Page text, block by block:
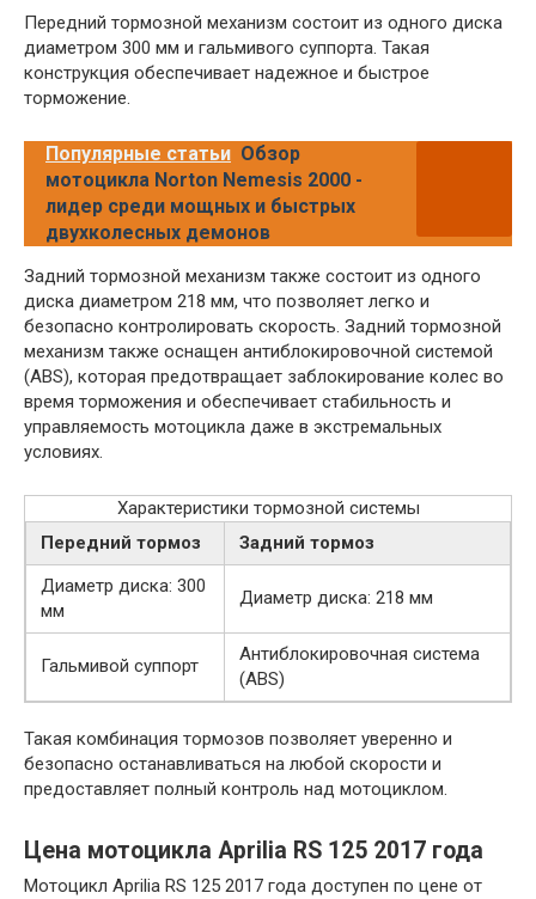
Передний тормозной механизм состоит из одного диска
диаметром 300 мм и гальмивого суппорта. Такая
конструкция обеспечивает надежное и быстрое
торможение.
Популярные статьи Обзор
мотоцикла Norton Nemesis 2000 -
лидер среди мощных и быстрых
двухколесных демонов
Задний тормозной механизм также состоит из одного
диска диаметром 218 мм, что позволяет легко и
безопасно контролировать скорость. Задний тормозной
механизм также оснащен антиблокировочной системой
(ABS), которая предотвращает заблокирование колес во
время торможения и обеспечивает стабильность и
управляемость мотоцикла даже в экстремальных
условиях.
Характеристики тормозной системы
Передний тормоз
Задний тормоз
Диаметр диска: 300
мм
Диаметр диска: 218 мм
Гальмивой суппорт
Антиблокировочная система
(ABS)
Такая комбинация тормозов позволяет уверенно и
безопасно останавливаться на любой скорости и
предоставляет полный контроль над мотоциклом.
Цена мотоцикла Aprilia RS 125 2017 года
Мотоцикл Aprilia RS 125 2017 года доступен по цене от